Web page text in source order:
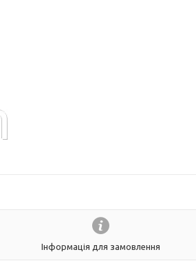
Інформація для замовлення